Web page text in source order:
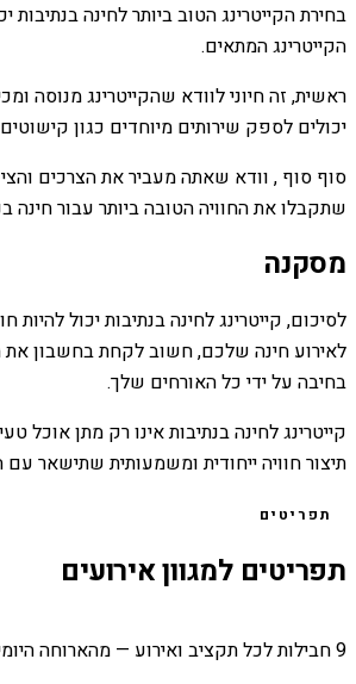
בחירת הקייטרינג הטוב ביותר לחינה
הקייטרינג המתאים.
ראשית, זה חיוני לוודא שהקייטרינג מנוסה
יכולים לספק שירותים מיוחדים כגון
סוף סוף , וודא שאתה מעביר את הצרכים
שתקבלו את החוויה הטובה ביותר עבור חינה
מסקנה
לסיכום, קייטרינג לחינה בנתיבות יכול
לאירוע חינה שלכם, חשוב לקחת בחשבון את
בחיבה על ידי כל האורחים שלך.
קייטרינג לחינה בנתיבות אינו רק מתן אוכל
תיצור חוויה ייחודית ומשמעותית שתישאר
תפריטים
תפריטים למגוון אירועים
9 חבילות לכל תקציב ואירוע — מהארוחה היומיומית ועד הפרימיום VIP.